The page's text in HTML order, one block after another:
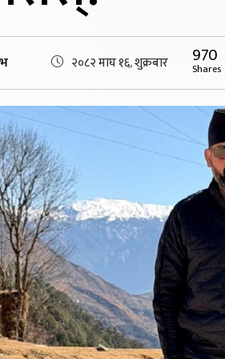
२०८२ माघ १६, शुक्रबार 970
Shares